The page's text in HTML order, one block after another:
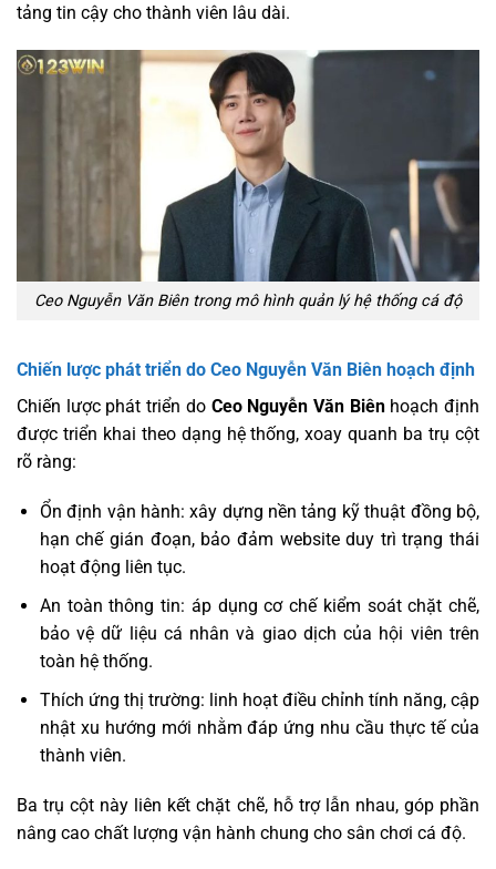
tảng tin cậy cho thành viên lâu dài.
Ceo Nguyễn Văn Biên trong mô hình quản lý hệ thống cá độ
Chiến lược phát triển do Ceo Nguyễn Văn Biên hoạch định
Chiến lược phát triển do Ceo Nguyễn Văn Biênhoạch định
được triển khai theo dạng hệ thống, xoay quanh ba trụ cột
rõ ràng:
Ổn định vận hành: xây dựng nền tảng kỹ thuật đồng bộ,
hạn chế gián đoạn, bảo đảm website duy trì trạng thái
hoạt động liên tục.
An toàn thông tin: áp dụng cơ chế kiểm soát chặt chẽ,
bảo vệ dữ liệu cá nhân và giao dịch của hội viên trên
toàn hệ thống.
Thích ứng thị trường: linh hoạt điều chỉnh tính năng, cập
nhật xu hướng mới nhằm đáp ứng nhu cầu thực tế của
thành viên.
Ba trụ cột này liên kết chặt chẽ, hỗ trợ lẫn nhau, góp phần
nâng cao chất lượng vận hành chung cho sân chơi cá độ.